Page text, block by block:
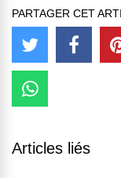
PARTAGER CET
Articles liés